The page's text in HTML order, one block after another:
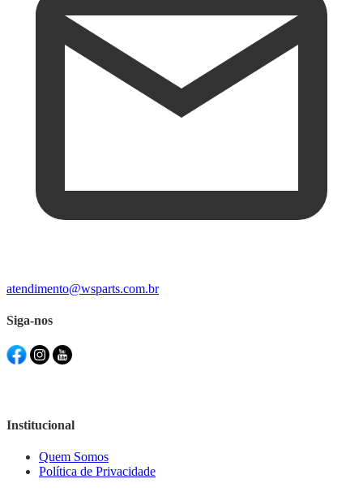
atendimento@wsparts.com.br
Siga-nos
Institucional
Quem Somos
Política de Privacidade